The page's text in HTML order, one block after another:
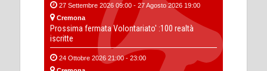
27 Settembre 2026 09:00 - 27 Agosto 2026 19:00
Cremona
Prossima fermata Volontariato' :100 realtà
iscritte
24 Ottobre 2026 21:00 - 23:00